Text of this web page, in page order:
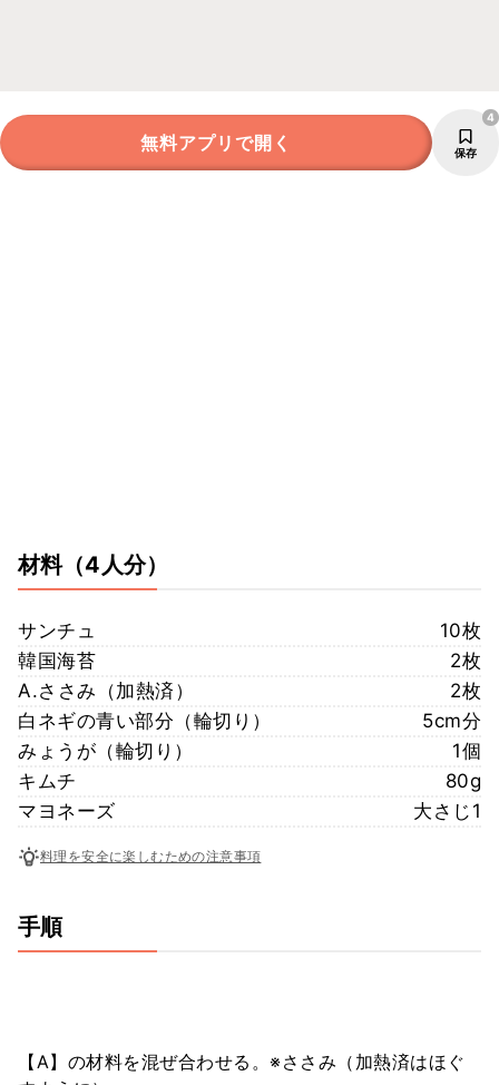
無料アプリで開く 保存
4
材料（4人分）
サンチュ
10枚
韓国海苔
2枚
A.ささみ（加熱済）
2枚
白ネギの青い部分（輪切り）
5cm分
みょうが（輪切り）
1個
キムチ
80g
マヨネーズ
大さじ1
料理を安全に楽しむための注意事項
手順
【A】の材料を混ぜ合わせる。※ささみ（加熱済はほぐ